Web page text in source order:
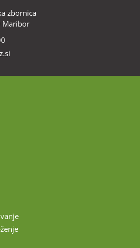
zbornica
Maribor